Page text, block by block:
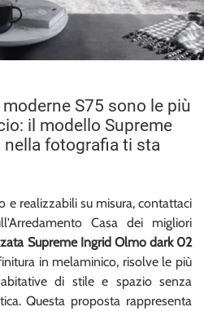
S75 sono le più
il modello Supreme
nella fotografia ti sta
e realizzabili su misura, contattaci
Casa dei migliori
Supreme Ingrid Olmo dark 02
in melaminico, risolve le più
di stile e spazio senza
Questa proposta rappresenta